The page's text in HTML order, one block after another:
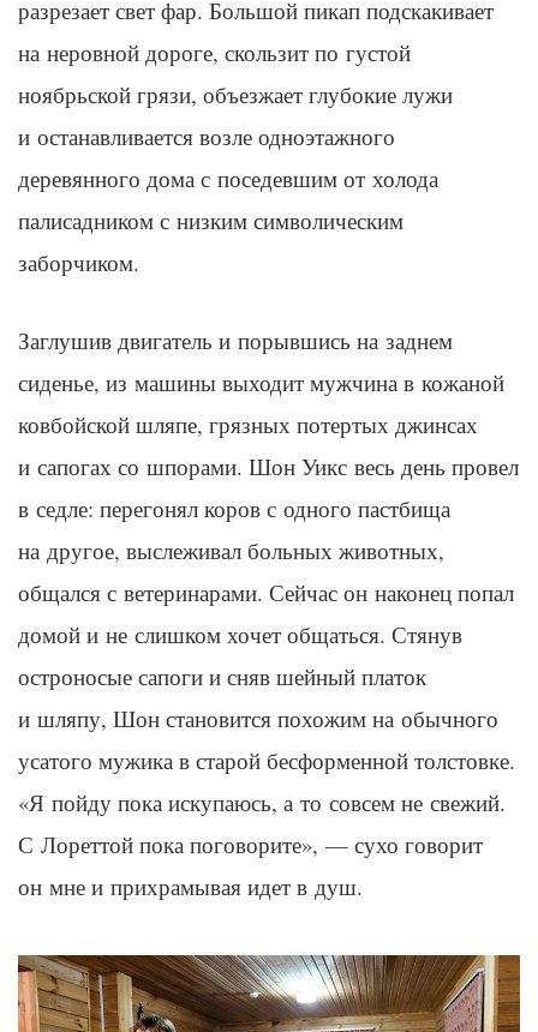
разрезает свет фар. Большой пикап подскакивает
на неровной дороге, скользит по густой
ноябрьской грязи, объезжает глубокие лужи
и останавливается возле одноэтажного
деревянного дома с поседевшим от холода
палисадником с низким символическим
заборчиком.
Заглушив двигатель и порывшись на заднем
сиденье, из машины выходит мужчина в кожаной
ковбойской шляпе, грязных потертых джинсах
и сапогах со шпорами. Шон Уикс весь день провел
в седле: перегонял коров с одного пастбища
на другое, выслеживал больных животных,
общался с ветеринарами. Сейчас он наконец попал
домой и не слишком хочет общаться. Стянув
остроносые сапоги и сняв шейный платок
и шляпу, Шон становится похожим на обычного
усатого мужика в старой бесформенной толстовке.
«Я пойду пока искупаюсь, а то совсем не свежий.
С Лореттой пока поговорите», — сухо говорит
он мне и прихрамывая идет в душ.